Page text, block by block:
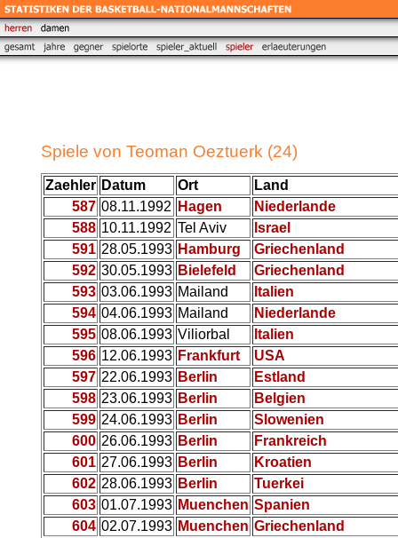
Spiele von Teoman Oeztuerk (24)
Zaehler Datum Ort
Land
587 08.11.1992 Hagen
Niederlande
588 10.11.1992 Tel Aviv
Israel
591 28.05.1993 Hamburg
Griechenland
592 30.05.1993 Bielefeld
Griechenland
593 03.06.1993 Mailand
Italien
594 04.06.1993 Mailand
Niederlande
595 08.06.1993 Viliorbal
Italien
596 12.06.1993 Frankfurt
USA
597 22.06.1993 Berlin
Estland
598 23.06.1993 Berlin
Belgien
599 24.06.1993 Berlin
Slowenien
600 26.06.1993 Berlin
Frankreich
601 27.06.1993 Berlin
Kroatien
602 28.06.1993 Berlin
Tuerkei
603 01.07.1993 Muenchen Spanien
604 02.07.1993 Muenchen Griechenland